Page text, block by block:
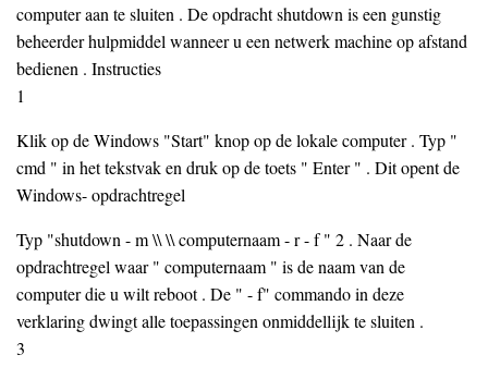
computer aan te sluiten . De opdracht shutdown is een gunstig
beheerder hulpmiddel wanneer u een netwerk machine op afstand
bedienen . Instructies
1
Klik op de Windows "Start" knop op de lokale computer . Typ "
cmd " in het tekstvak en druk op de toets " Enter " . Dit opent de
Windows- opdrachtregel
Typ "shutdown - m \\ \\ computernaam - r - f " 2 . Naar de
opdrachtregel waar " computernaam " is de naam van de
computer die u wilt reboot . De " - f" commando in deze
verklaring dwingt alle toepassingen onmiddellijk te sluiten .
3